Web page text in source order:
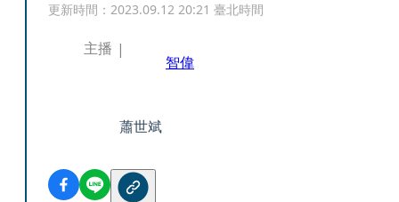
更新時間： 2023.09.12 20:21 臺北時間
主播
智偉
蕭世斌